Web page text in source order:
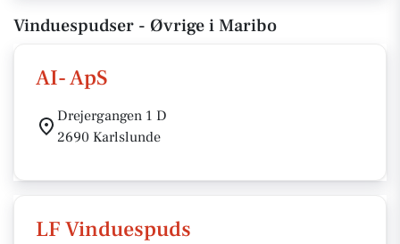
Vinduespudser - Øvrige i Maribo
AI- ApS
Drejergangen 1 D
2690 Karlslunde
LF Vinduespuds